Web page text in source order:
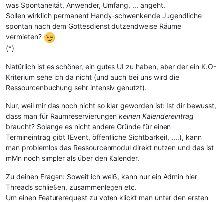
was Spontaneität, Anwender, Umfang, ... angeht.
Sollen wirklich permanent Handy-schwenkende Jugendliche
spontan nach dem Gottesdienst dutzendweise Räume
vermieten?
(*)
Natürlich ist es schöner, ein gutes UI zu haben, aber der ein K.O-
Kriterium sehe ich da nicht (und auch bei uns wird die
Ressourcenbuchung sehr intensiv genutzt).
Nur, weil mir das noch nicht so klar geworden ist: Ist dir bewusst,
dass man für Raumreservierungen keinen Kalendereintrag
braucht? Solange es nicht andere Gründe für einen
Termineintrag gibt (Event, öffentliche Sichtbarkeit, ....), kann
man problemlos das Ressourcenmodul direkt nutzen und das ist
mMn noch simpler als über den Kalender.
Zu deinen Fragen: Soweit ich weiß, kann nur ein Admin hier
Threads schließen, zusammenlegen etc.
Um einen Featurerequest zu voten klickt man unter den ersten